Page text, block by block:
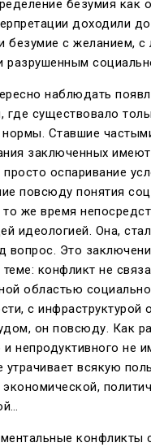
безумия как
доходили до
безумие с желанием, с
разрушенным
наблюдать
где существовало
нормы. Ставшие
заключенных
оспаривание
повсюду понятия
же время
идеологией. Она,
вопрос. Это
конфликт не
областью
с инфраструктурой
он повсюду. Как
и непродуктивного не
всякую
конфликты